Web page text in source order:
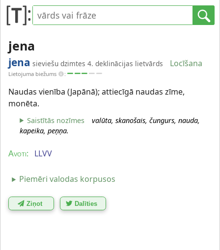
jena
jena sieviešu dzimtes 4. deklinācijas lietvārds Locīšana
Lietojuma biežums :
Naudas vienība (Japānā); attiecīgā naudas zīme,
monēta.
Saistītās nozīmes
valūta, skanošais, čungurs, nauda,
kapeika, peņņa.
Avoti: LLVV
Piemēri valodas korpusos
Ziņot Dalīties